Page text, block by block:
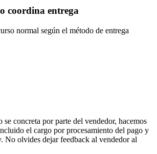
coordina entrega
normal según el método de entrega
se concreta por parte del vendedor, hacemos
el cargo por procesamiento del pago y
No olvides dejar feedback al vendedor al